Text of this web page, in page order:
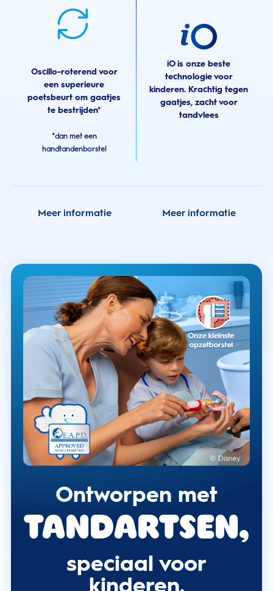
Oscillo-roterend voor
een superieure
poetsbeurt om gaatjes
te bestrijden*
*dan met een
handtandenborstel
iO is onze beste
technologie voor
kinderen. Krachtig tegen
gaatjes, zacht voor
tandvlees
Meer informatie Meer informatie
Ontworpen met
tandartsen,
speciaal voor
kinderen.